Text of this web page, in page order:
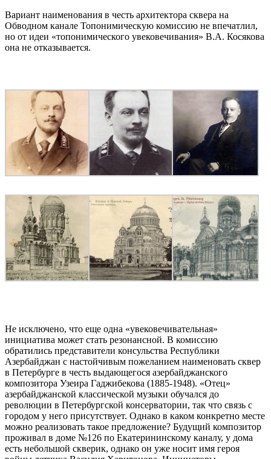
Вариант наименования в честь архитектора сквера на
Обводном канале Топонимическую комиссию не впечатлил,
но от идеи «топонимического увековечивания» В.А. Косякова
она не отказывается.
Не исключено, что еще одна «увековечивательная»
инициатива может стать резонансной. В комиссию
обратились представители консульства Республики
Азербайджан с настойчивым пожеланием наименовать сквер
в Петербурге в честь выдающегося азербайджанского
композитора Узеира Гаджибекова (1885-1948). «Отец»
азербайджанской классической музыки обучался до
революции в Петербургской консерватории, так что связь с
городом у него присутствует. Однако в каком конкретно месте
можно реализовать такое предложение? Будущий композитор
проживал в доме №126 по Екатерининскому каналу, у дома
есть небольшой скверик, однако он уже носит имя героя